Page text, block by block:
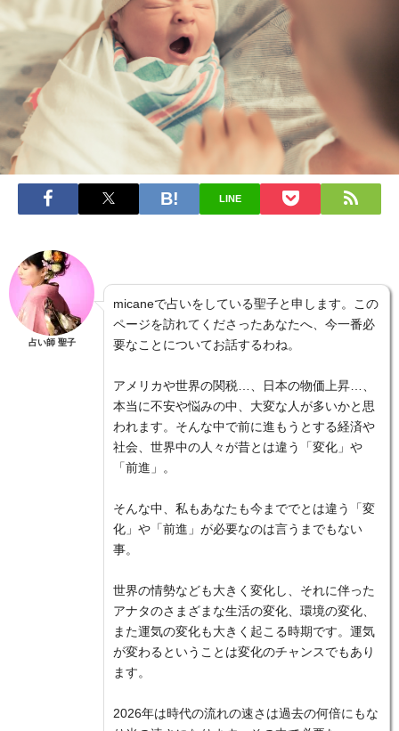
LINE
占い師 聖子
micaneで占いをしている聖子と申します。この
ページを訪れてくださったあなたへ、今一番必
要なことについてお話するわね。
アメリカや世界の関税…、日本の物価上昇…、
本当に不安や悩みの中、大変な人が多いかと思
われます。そんな中で前に進もうとする経済や
社会、世界中の人々が昔とは違う「変化」や
「前進」。
そんな中、私もあなたも今まででとは違う「変
化」や「前進」が必要なのは言うまでもない
事。
世界の情勢なども大きく変化し、それに伴った
アナタのさまざまな生活の変化、環境の変化、
また運気の変化も大きく起こる時期です。運気
が変わるということは変化のチャンスでもあり
ます。
2026年は時代の流れの速さは過去の何倍にもな